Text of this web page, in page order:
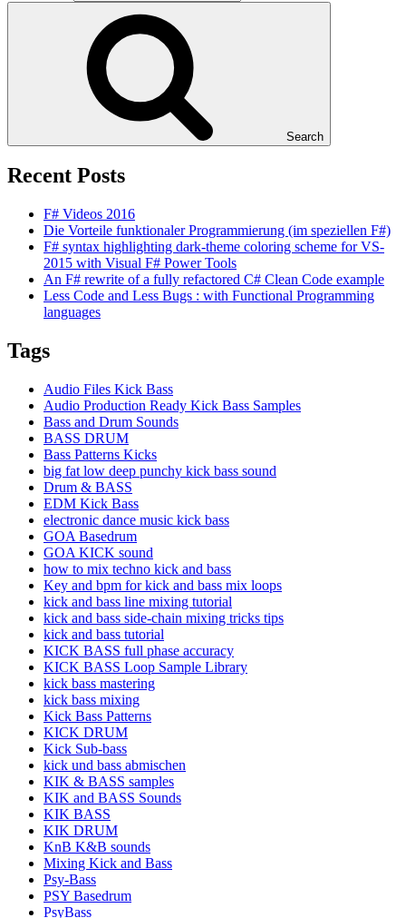
Search
Recent Posts
F# Videos 2016
Die Vorteile funktionaler Programmierung (im speziellen F#)
F# syntax highlighting dark-theme coloring scheme for VS-
2015 with Visual F# Power Tools
An F# rewrite of a fully refactored C# Clean Code example
Less Code and Less Bugs : with Functional Programming
languages
Tags
Audio Files Kick Bass
Audio Production Ready Kick Bass Samples
Bass and Drum Sounds
BASS DRUM
Bass Patterns Kicks
big fat low deep punchy kick bass sound
Drum & BASS
EDM Kick Bass
electronic dance music kick bass
GOA Basedrum
GOA KICK sound
how to mix techno kick and bass
Key and bpm for kick and bass mix loops
kick and bass line mixing tutorial
kick and bass side-chain mixing tricks tips
kick and bass tutorial
KICK BASS full phase accuracy
KICK BASS Loop Sample Library
kick bass mastering
kick bass mixing
Kick Bass Patterns
KICK DRUM
Kick Sub-bass
kick und bass abmischen
KIK & BASS samples
KIK and BASS Sounds
KIK BASS
KIK DRUM
KnB K&B sounds
Mixing Kick and Bass
Psy-Bass
PSY Basedrum
PsyBass